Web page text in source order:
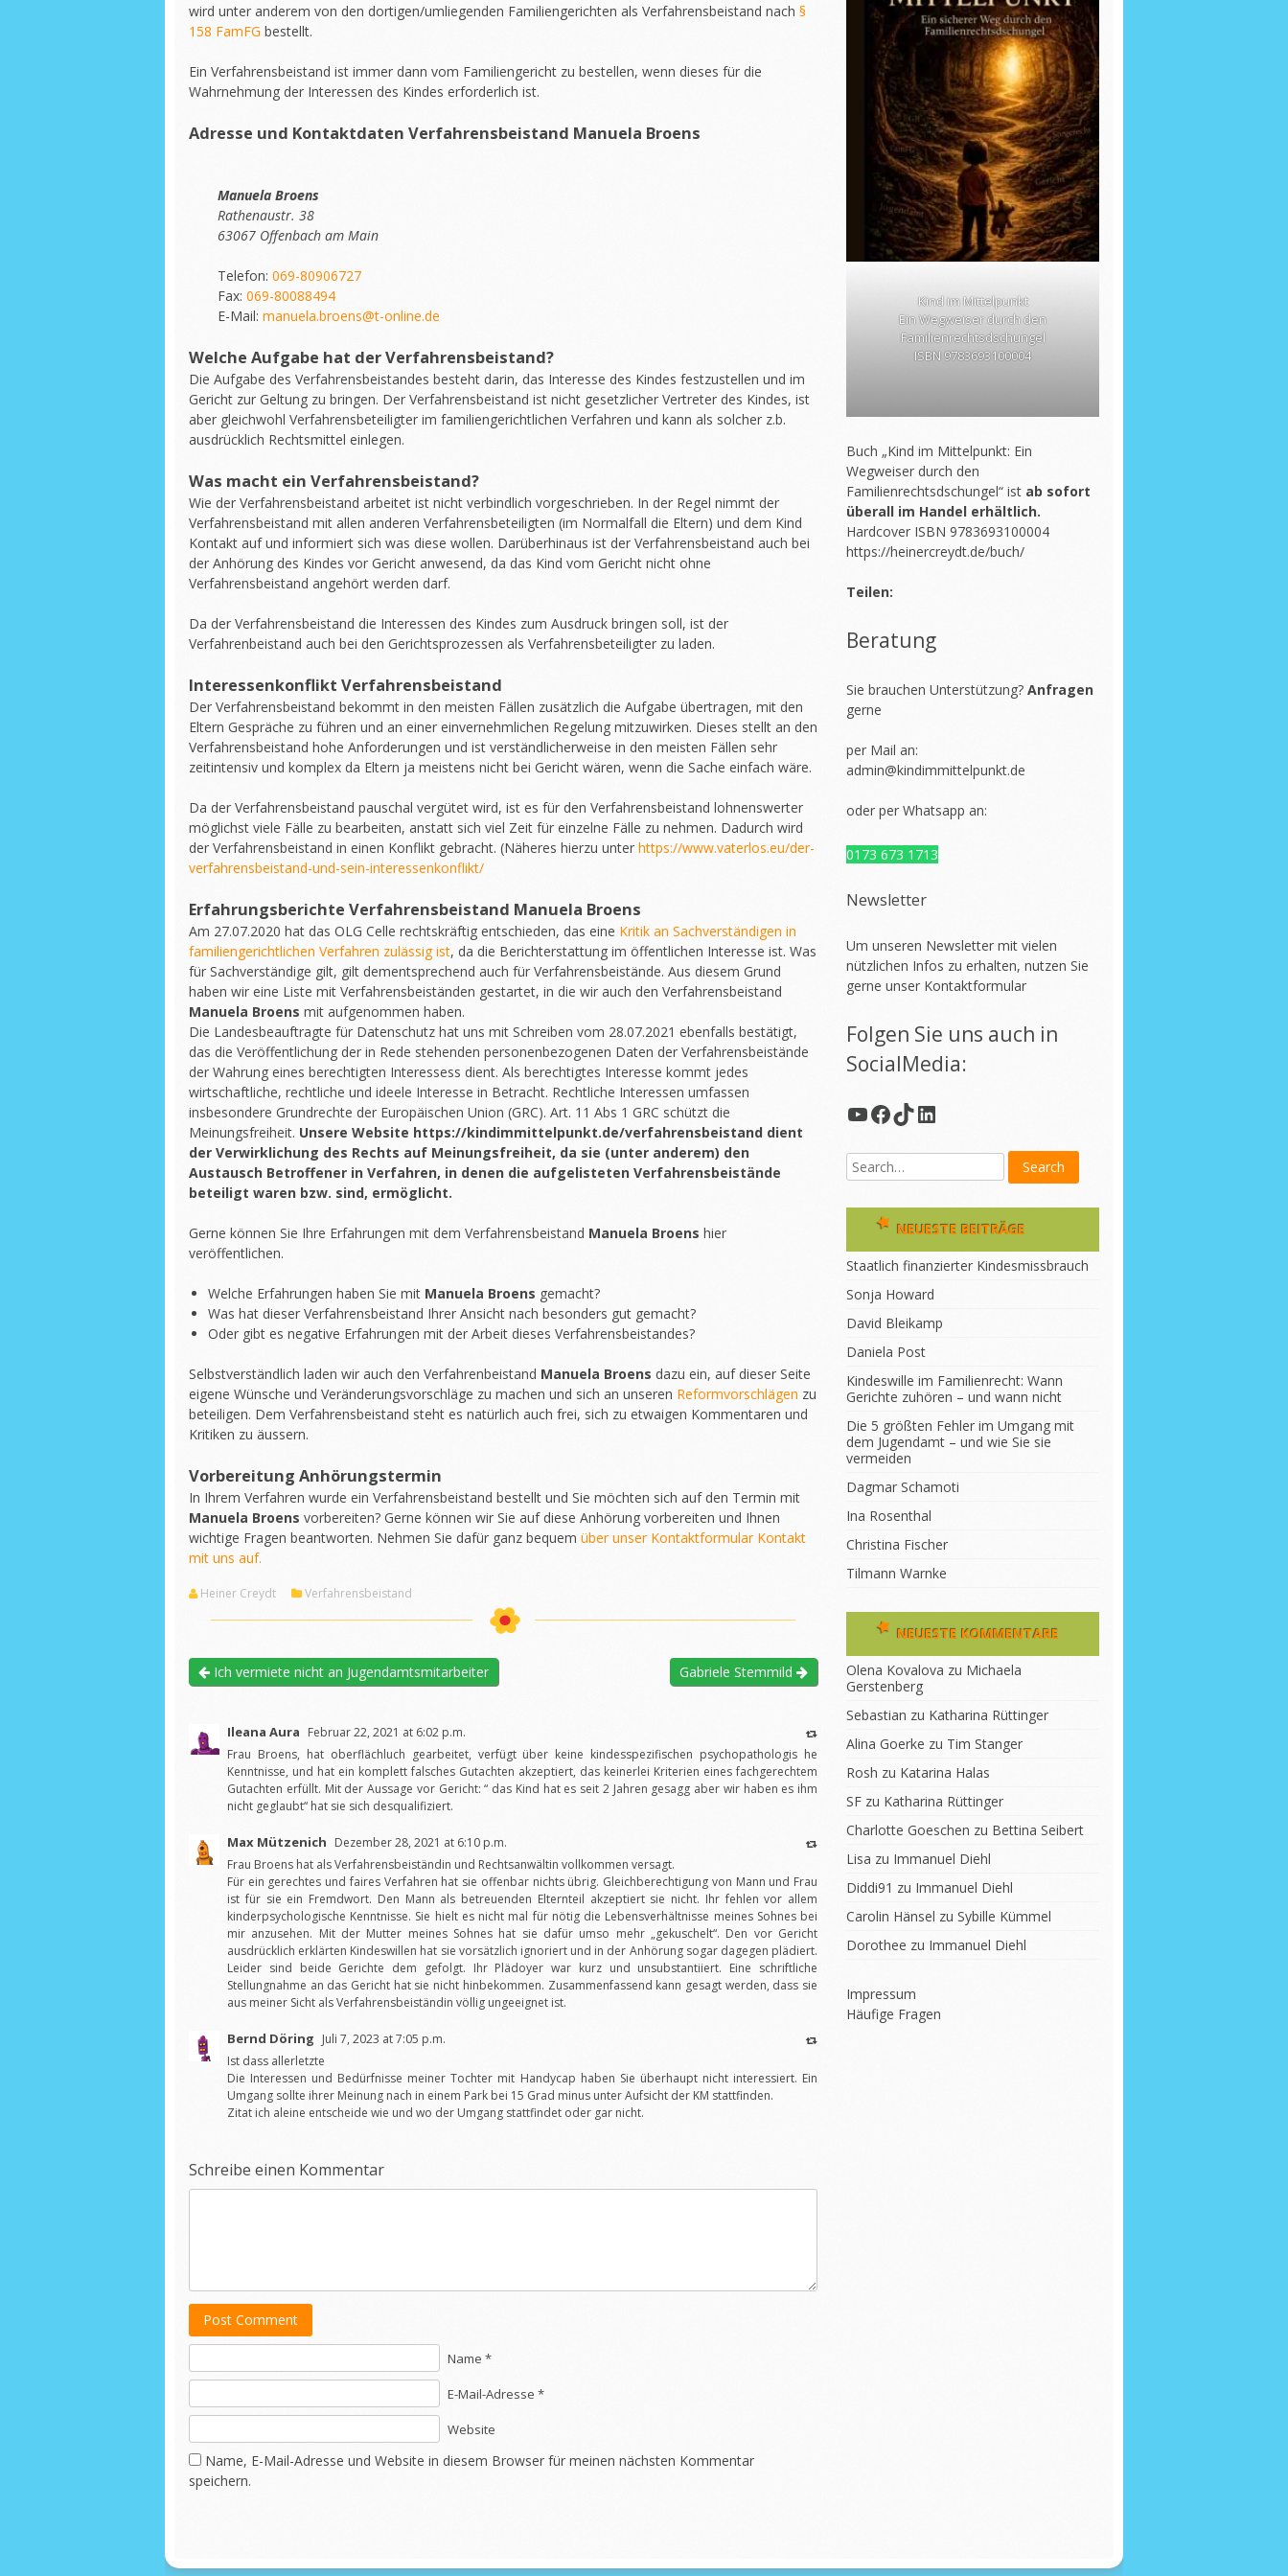
wird unter anderem von den dortigen/umliegenden Familiengerichten als Verfahrensbeistand nach §
158 FamFG bestellt.
Ein Verfahrensbeistand ist immer dann vom Familiengericht zu bestellen, wenn dieses für die
Wahrnehmung der Interessen des Kindes erforderlich ist.
Adresse und Kontaktdaten Verfahrensbeistand Manuela Broens
Manuela Broens
Rathenaustr. 38
63067 Offenbach am Main
Telefon: 069-80906727
Fax: 069-80088494
E-Mail: manuela.broens@t-online.de
Welche Aufgabe hat der Verfahrensbeistand?
Die Aufgabe des Verfahrensbeistandes besteht darin, das Interesse des Kindes festzustellen und im
Gericht zur Geltung zu bringen. Der Verfahrensbeistand ist nicht gesetzlicher Vertreter des Kindes, ist
aber gleichwohl Verfahrensbeteiligter im familiengerichtlichen Verfahren und kann als solcher z.b.
ausdrücklich Rechtsmittel einlegen.
Was macht ein Verfahrensbeistand?
Wie der Verfahrensbeistand arbeitet ist nicht verbindlich vorgeschrieben. In der Regel nimmt der
Verfahrensbeistand mit allen anderen Verfahrensbeteiligten (im Normalfall die Eltern) und dem Kind
Kontakt auf und informiert sich was diese wollen. Darüberhinaus ist der Verfahrensbeistand auch bei
der Anhörung des Kindes vor Gericht anwesend, da das Kind vom Gericht nicht ohne
Verfahrensbeistand angehört werden darf.
Da der Verfahrensbeistand die Interessen des Kindes zum Ausdruck bringen soll, ist der
Verfahrenbeistand auch bei den Gerichtsprozessen als Verfahrensbeteiligter zu laden.
Interessenkonflikt Verfahrensbeistand
Der Verfahrensbeistand bekommt in den meisten Fällen zusätzlich die Aufgabe übertragen, mit den
Eltern Gespräche zu führen und an einer einvernehmlichen Regelung mitzuwirken. Dieses stellt an den
Verfahrensbeistand hohe Anforderungen und ist verständlicherweise in den meisten Fällen sehr
zeitintensiv und komplex da Eltern ja meistens nicht bei Gericht wären, wenn die Sache einfach wäre.
Da der Verfahrensbeistand pauschal vergütet wird, ist es für den Verfahrensbeistand lohnenswerter
möglichst viele Fälle zu bearbeiten, anstatt sich viel Zeit für einzelne Fälle zu nehmen. Dadurch wird
der Verfahrensbeistand in einen Konflikt gebracht. (Näheres hierzu unter https://www.vaterlos.eu/der-
verfahrensbeistand-und-sein-interessenkonflikt/
Erfahrungsberichte Verfahrensbeistand Manuela Broens
Am 27.07.2020 hat das OLG Celle rechtskräftig entschieden, das eine Kritik an Sachverständigen in
familiengerichtlichen Verfahren zulässig ist, da die Berichterstattung im öffentlichen Interesse ist. Was
für Sachverständige gilt, gilt dementsprechend auch für Verfahrensbeistände. Aus diesem Grund
haben wir eine Liste mit Verfahrensbeiständen gestartet, in die wir auch den Verfahrensbeistand
Manuela Broens mit aufgenommen haben.
Die Landesbeauftragte für Datenschutz hat uns mit Schreiben vom 28.07.2021 ebenfalls bestätigt,
das die Veröffentlichung der in Rede stehenden personenbezogenen Daten der Verfahrensbeistände
der Wahrung eines berechtigten Interessess dient. Als berechtigtes Interesse kommt jedes
wirtschaftliche, rechtliche und ideele Interesse in Betracht. Rechtliche Interessen umfassen
insbesondere Grundrechte der Europäischen Union (GRC). Art. 11 Abs 1 GRC schützt die
Meinungsfreiheit. Unsere Website https://kindimmittelpunkt.de/verfahrensbeistand dient
der Verwirklichung des Rechts auf Meinungsfreiheit, da sie (unter anderem) den
Austausch Betroffener in Verfahren, in denen die aufgelisteten Verfahrensbeistände
beteiligt waren bzw. sind, ermöglicht.
Gerne können Sie Ihre Erfahrungen mit dem Verfahrensbeistand Manuela Broens hier
veröffentlichen.
Welche Erfahrungen haben Sie mit Manuela Broens gemacht?
Was hat dieser Verfahrensbeistand Ihrer Ansicht nach besonders gut gemacht?
Oder gibt es negative Erfahrungen mit der Arbeit dieses Verfahrensbeistandes?
Selbstverständlich laden wir auch den Verfahrenbeistand Manuela Broens dazu ein, auf dieser Seite
eigene Wünsche und Veränderungsvorschläge zu machen und sich an unseren Reformvorschlägen zu
beteiligen. Dem Verfahrensbeistand steht es natürlich auch frei, sich zu etwaigen Kommentaren und
Kritiken zu äussern.
Vorbereitung Anhörungstermin
In Ihrem Verfahren wurde ein Verfahrensbeistand bestellt und Sie möchten sich auf den Termin mit
Manuela Broens vorbereiten? Gerne können wir Sie auf diese Anhörung vorbereiten und Ihnen
wichtige Fragen beantworten. Nehmen Sie dafür ganz bequem über unser Kontaktformular Kontakt
mit uns auf.
Heiner Creydt Verfahrensbeistand
Ich vermiete nicht an Jugendamtsmitarbeiter Gabriele Stemmild
Ileana Aura Februar 22, 2021 at 6:02 p.m.
Frau Broens, hat oberflächluch gearbeitet, verfügt über keine kindesspezifischen psychopathologis he
Kenntnisse, und hat ein komplett falsches Gutachten akzeptiert, das keinerlei Kriterien eines fachgerechtem
Gutachten erfüllt. Mit der Aussage vor Gericht: “ das Kind hat es seit 2 Jahren gesagg aber wir haben es ihm
nicht geglaubt“ hat sie sich desqualifiziert.
Max Mützenich Dezember 28, 2021 at 6:10 p.m.
Frau Broens hat als Verfahrensbeiständin und Rechtsanwältin vollkommen versagt.
Für ein gerechtes und faires Verfahren hat sie offenbar nichts übrig. Gleichberechtigung von Mann und Frau
ist für sie ein Fremdwort. Den Mann als betreuenden Elternteil akzeptiert sie nicht. Ihr fehlen vor allem
kinderpsychologische Kenntnisse. Sie hielt es nicht mal für nötig die Lebensverhältnisse meines Sohnes bei
mir anzusehen. Mit der Mutter meines Sohnes hat sie dafür umso mehr „gekuschelt“. Den vor Gericht
ausdrücklich erklärten Kindeswillen hat sie vorsätzlich ignoriert und in der Anhörung sogar dagegen plädiert.
Leider sind beide Gerichte dem gefolgt. Ihr Plädoyer war kurz und unsubstantiiert. Eine schriftliche
Stellungnahme an das Gericht hat sie nicht hinbekommen. Zusammenfassend kann gesagt werden, dass sie
aus meiner Sicht als Verfahrensbeiständin völlig ungeeignet ist.
Bernd Döring Juli 7, 2023 at 7:05 p.m.
Ist dass allerletzte
Die Interessen und Bedürfnisse meiner Tochter mit Handycap haben Sie überhaupt nicht interessiert. Ein
Umgang sollte ihrer Meinung nach in einem Park bei 15 Grad minus unter Aufsicht der KM stattfinden.
Zitat ich aleine entscheide wie und wo der Umgang stattfindet oder gar nicht.
Schreibe einen Kommentar
Post Comment
Name *
E-Mail-Adresse *
Website
Name, E-Mail-Adresse und Website in diesem Browser für meinen nächsten Kommentar
speichern.
Kind im Mittelpunkt
Ein Wegweiser durch den
Familienrechtsdschungel
ISBN 9783693100004
Buch „Kind im Mittelpunkt: Ein
Wegweiser durch den
Familienrechtsdschungel“ ist ab sofort
überall im Handel erhältlich.
Hardcover ISBN 9783693100004
https://heinercreydt.de/buch/
Teilen:
Beratung
Sie brauchen Unterstützung? Anfragen
gerne
per Mail an:
admin@kindimmittelpunkt.de
oder per Whatsapp an:
0173 673 1713
Newsletter
Um unseren Newsletter mit vielen
nützlichen Infos zu erhalten, nutzen Sie
gerne unser Kontaktformular
Folgen Sie uns auch in
SocialMedia:
YouTube
Facebook
TikTok
LinkedIn
NEUESTE BEITRÄGE
Staatlich finanzierter Kindesmissbrauch
Sonja Howard
David Bleikamp
Daniela Post
Kindeswille im Familienrecht: Wann
Gerichte zuhören – und wann nicht
Die 5 größten Fehler im Umgang mit
dem Jugendamt – und wie Sie sie
vermeiden
Dagmar Schamoti
Ina Rosenthal
Christina Fischer
Tilmann Warnke
NEUESTE KOMMENTARE
Olena Kovalova zu Michaela
Gerstenberg
Sebastian zu Katharina Rüttinger
Alina Goerke zu Tim Stanger
Rosh zu Katarina Halas
SF zu Katharina Rüttinger
Charlotte Goeschen zu Bettina Seibert
Lisa zu Immanuel Diehl
Diddi91 zu Immanuel Diehl
Carolin Hänsel zu Sybille Kümmel
Dorothee zu Immanuel Diehl
Impressum
Häufige Fragen